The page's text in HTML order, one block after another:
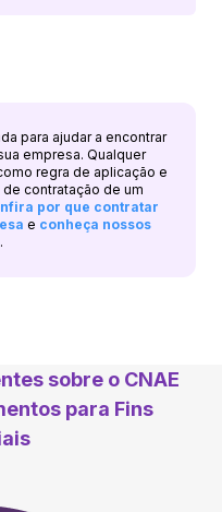
para ajudar a encontrar
empresa. Qualquer
regra de aplicação e
contratação de um
por que contratar
e conheça nossos
.
sobre o CNAE
para Fins